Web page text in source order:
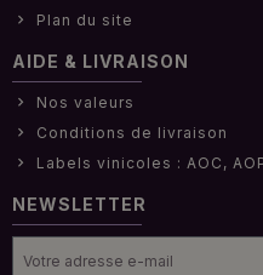
Plan du site
AIDE & LIVRAISON
Nos valeurs
Conditions de livraison
Labels vinicoles : AOC,
NEWSLETTER